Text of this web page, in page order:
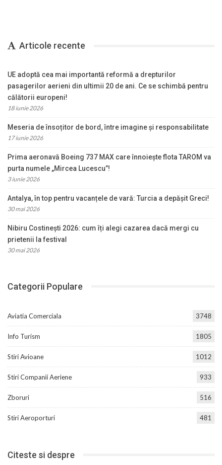
Articole recente
UE adoptă cea mai importantă reformă a drepturilor
pasagerilor aerieni din ultimii 20 de ani. Ce se schimbă pentru
călătorii europeni!
18 iunie 2026
Meseria de însoțitor de bord, între imagine și responsabilitate
17 iunie 2026
Prima aeronavă Boeing 737 MAX care înnoiește flota TAROM va
purta numele „Mircea Lucescu”!
3 iunie 2026
Antalya, în top pentru vacanțele de vară: Turcia a depășit Greci!
30 mai 2026
Nibiru Costinești 2026: cum îți alegi cazarea dacă mergi cu
prietenii la festival
30 mai 2026
Categorii Populare
Aviatia Comerciala 3748
Info Turism 1805
Stiri Avioane 1012
Stiri Companii Aeriene 933
Zboruri 516
Stiri Aeroporturi 481
Citeste si despre